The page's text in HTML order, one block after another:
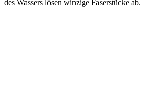
des Wassers lösen winzige Faserstücke ab.